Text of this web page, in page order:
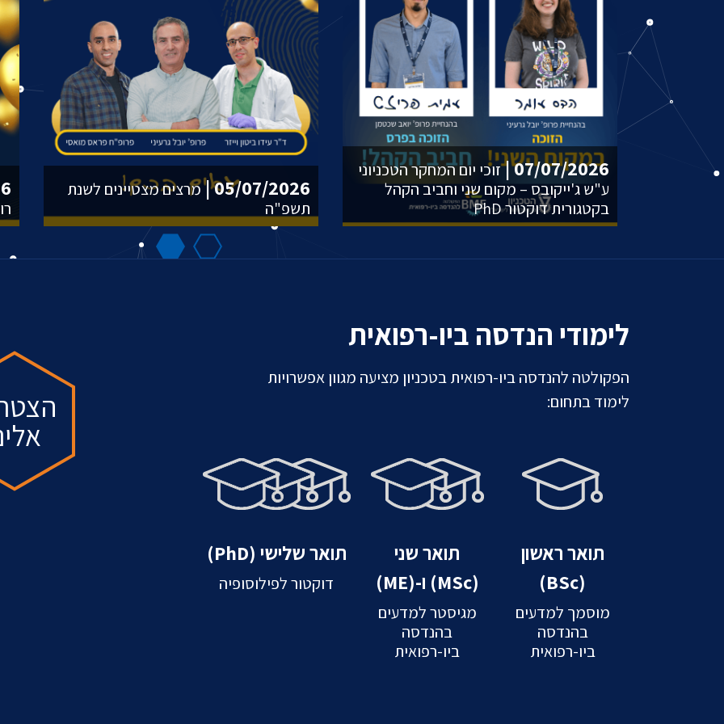
07/07/2026 |
זוכי יום המחקר הטכניוני
ע"ש ג'ייקובס – מקום שני וחביב הקהל
בקטגורית דוקטור PhD
05/07/2026 |
מרצים מצטיינים לשנת
תשפ"ה
|
לימודי הנדסה ביו-רפואית
הפקולטה להנדסה ביו-רפואית בטכניון מציעה מגוון אפשרויות
לימוד בתחום:
תואר ראשון
(BSc)
מוסמך למדעים
בהנדסה
ביו-רפואית
תואר שני
(MSc) ו-(ME)
מגיסטר למדעים
בהנדסה
ביו-רפואית
תואר שלישי (PhD)
דוקטור לפילוסופיה